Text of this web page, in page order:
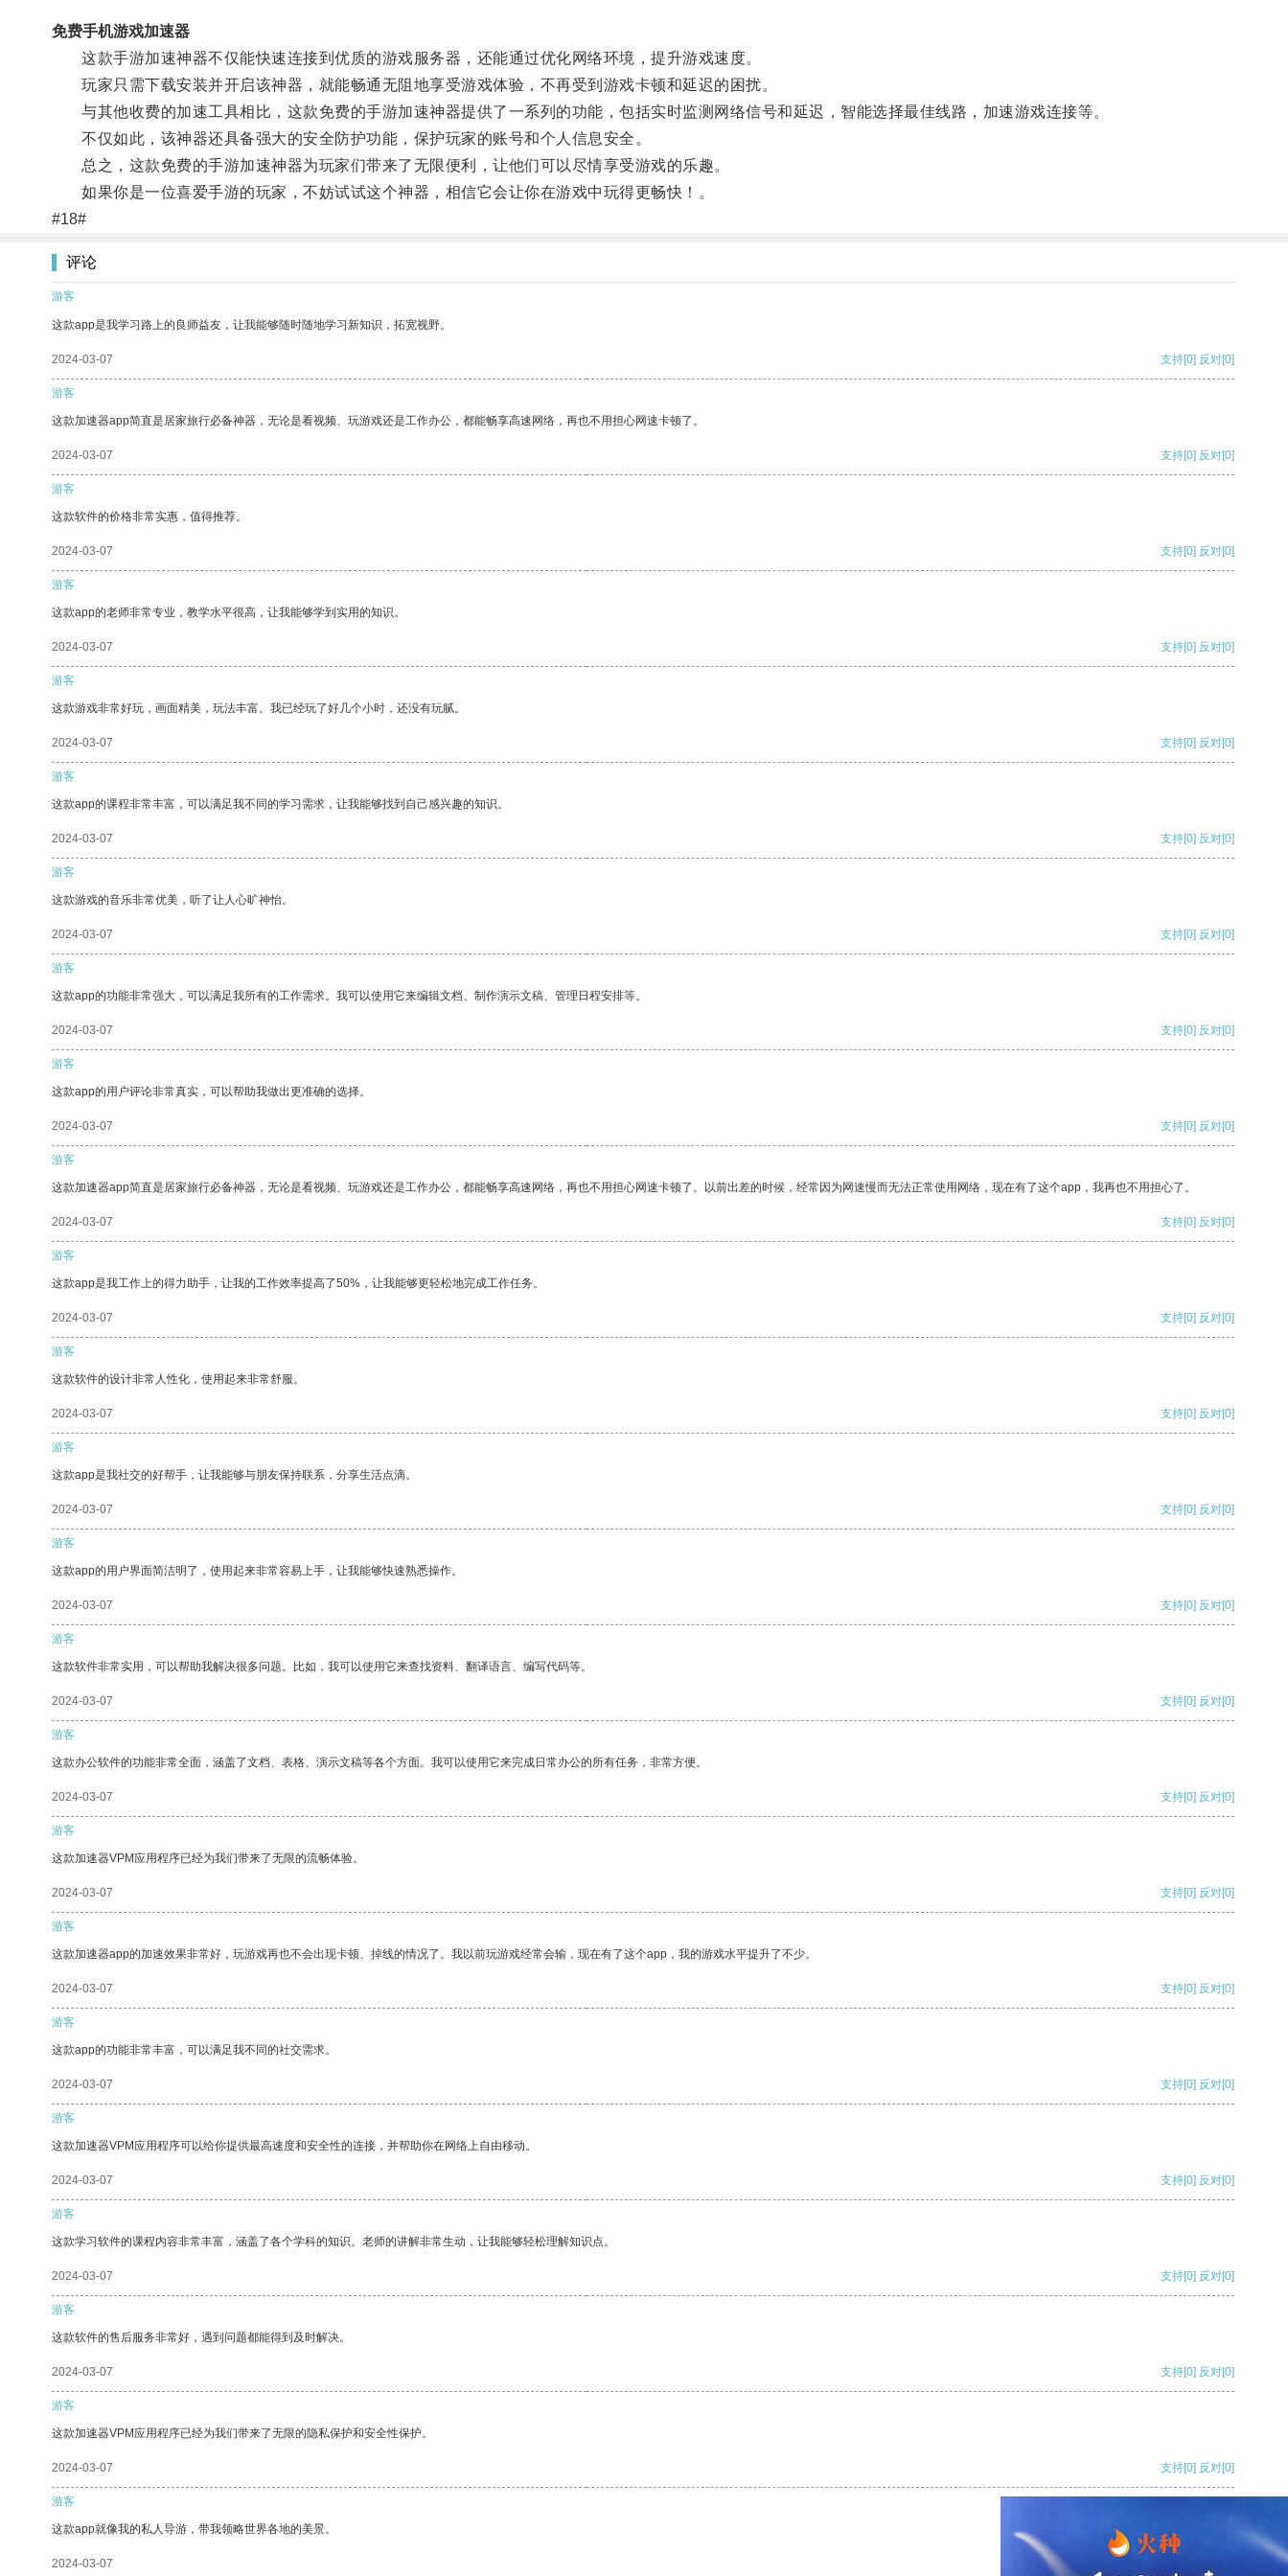
免费手机游戏加速器
这款手游加速神器不仅能快速连接到优质的游戏服务器，还能通过优化网络环境，提升游戏速度。
玩家只需下载安装并开启该神器，就能畅通无阻地享受游戏体验，不再受到游戏卡顿和延迟的困扰。
与其他收费的加速工具相比，这款免费的手游加速神器提供了一系列的功能，包括实时监测网络信号和延迟，智能选择最佳线路，加速游戏连接等。
不仅如此，该神器还具备强大的安全防护功能，保护玩家的账号和个人信息安全。
总之，这款免费的手游加速神器为玩家们带来了无限便利，让他们可以尽情享受游戏的乐趣。
如果你是一位喜爱手游的玩家，不妨试试这个神器，相信它会让你在游戏中玩得更畅快！。
#18#
评论
游客
这款app是我学习路上的良师益友，让我能够随时随地学习新知识，拓宽视野。
2024-03-07 支持[0] 反对[0]
游客
这款加速器app简直是居家旅行必备神器，无论是看视频、玩游戏还是工作办公，都能畅享高速网络，再也不用担心网速卡顿了。
2024-03-07 支持[0] 反对[0]
游客
这款软件的价格非常实惠，值得推荐。
2024-03-07 支持[0] 反对[0]
游客
这款app的老师非常专业，教学水平很高，让我能够学到实用的知识。
2024-03-07 支持[0] 反对[0]
游客
这款游戏非常好玩，画面精美，玩法丰富。我已经玩了好几个小时，还没有玩腻。
2024-03-07 支持[0] 反对[0]
游客
这款app的课程非常丰富，可以满足我不同的学习需求，让我能够找到自己感兴趣的知识。
2024-03-07 支持[0] 反对[0]
游客
这款游戏的音乐非常优美，听了让人心旷神怡。
2024-03-07 支持[0] 反对[0]
游客
这款app的功能非常强大，可以满足我所有的工作需求。我可以使用它来编辑文档、制作演示文稿、管理日程安排等。
2024-03-07 支持[0] 反对[0]
游客
这款app的用户评论非常真实，可以帮助我做出更准确的选择。
2024-03-07 支持[0] 反对[0]
游客
这款加速器app简直是居家旅行必备神器，无论是看视频、玩游戏还是工作办公，都能畅享高速网络，再也不用担心网速卡顿了。以前出差的时候，经常因为网速慢而无法正常使用网络，现在有了这个app，我再也不用担心了。
2024-03-07 支持[0] 反对[0]
游客
这款app是我工作上的得力助手，让我的工作效率提高了50%，让我能够更轻松地完成工作任务。
2024-03-07 支持[0] 反对[0]
游客
这款软件的设计非常人性化，使用起来非常舒服。
2024-03-07 支持[0] 反对[0]
游客
这款app是我社交的好帮手，让我能够与朋友保持联系，分享生活点滴。
2024-03-07 支持[0] 反对[0]
游客
这款app的用户界面简洁明了，使用起来非常容易上手，让我能够快速熟悉操作。
2024-03-07 支持[0] 反对[0]
游客
这款软件非常实用，可以帮助我解决很多问题。比如，我可以使用它来查找资料、翻译语言、编写代码等。
2024-03-07 支持[0] 反对[0]
游客
这款办公软件的功能非常全面，涵盖了文档、表格、演示文稿等各个方面。我可以使用它来完成日常办公的所有任务，非常方便。
2024-03-07 支持[0] 反对[0]
游客
这款加速器VPM应用程序已经为我们带来了无限的流畅体验。
2024-03-07 支持[0] 反对[0]
游客
这款加速器app的加速效果非常好，玩游戏再也不会出现卡顿、掉线的情况了。我以前玩游戏经常会输，现在有了这个app，我的游戏水平提升了不少。
2024-03-07 支持[0] 反对[0]
游客
这款app的功能非常丰富，可以满足我不同的社交需求。
2024-03-07 支持[0] 反对[0]
游客
这款加速器VPM应用程序可以给你提供最高速度和安全性的连接，并帮助你在网络上自由移动。
2024-03-07 支持[0] 反对[0]
游客
这款学习软件的课程内容非常丰富，涵盖了各个学科的知识。老师的讲解非常生动，让我能够轻松理解知识点。
2024-03-07 支持[0] 反对[0]
游客
这款软件的售后服务非常好，遇到问题都能得到及时解决。
2024-03-07 支持[0] 反对[0]
游客
这款加速器VPM应用程序已经为我们带来了无限的隐私保护和安全性保护。
2024-03-07 支持[0] 反对[0]
游客
这款app就像我的私人导游，带我领略世界各地的美景。
2024-03-07